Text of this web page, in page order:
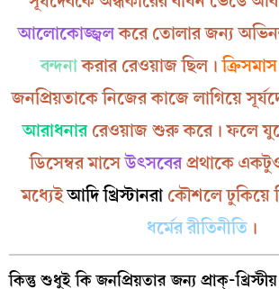
আলোকোজ্জ্বলকরে তোলার জন্য
বন্দনাকরার রেওয়াজ ছিল।ক্রিসমাস
জনপ্রিয়তাকে নিজের কাজে লাগিয়ে
আরাধনাররেওয়াজ শুরু করে। ফলে
ডিসেম্বর মাসেউৎসবেরপ্রথাকে
মধ্যেইআদি খ্রিস্টানরাকৌশলে ঢুকিয়ে
ধর্মের রীতিনীতি।
কিন্তু শুধুই কি জনপ্রিয়তার জন্য প্রাক্‌-